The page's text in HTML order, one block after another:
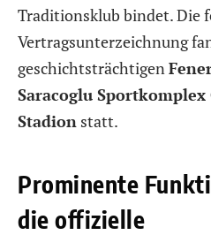
Traditionsklub bindet. Die
Vertragsunterzeichnung
geschichtsträchtigen
Saracoglu
Stadion statt.
Prominente
die offizielle